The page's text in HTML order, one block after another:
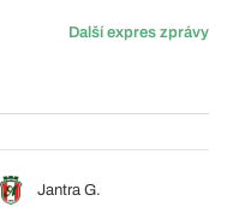
Další expres zprávy
Jantra G.